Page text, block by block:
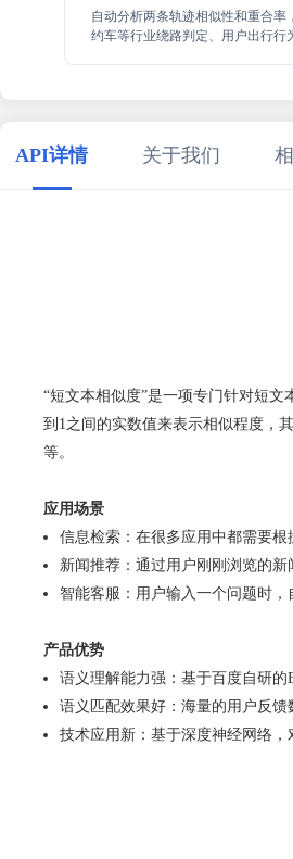
自动分析两条轨迹相似性和重合率
约车等行业绕路判定、用户出行行
API详情 关于我们
“短文本相似度”是一项专门针对短
到1之间的实数值来表示相似程度，
等。
应用场景
信息检索：在很多应用中都需要
新闻推荐：通过用户刚刚浏览的
智能客服：用户输入一个问题时
产品优势
语义理解能力强：基于百度自研
语义匹配效果好：海量的用户反
技术应用新：基于深度神经网络